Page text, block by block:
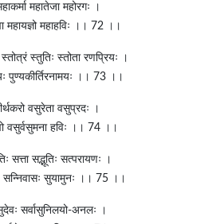
महातेजा महोरगः ।
महायज्ञो महाहविः ।। 72 ।।
स्तुतिः स्तोता रणप्रियः ।
पुण्यकीर्तिरनामयः ।। 73 ।।
वसुरेता वसुप्रदः ।
वसुर्वसुमना हविः ।। 74 ।।
सत्ता सद्भूतिः सत्परायणः ।
सन्निवासः सुयामुनः ।। 75 ।।
सर्वासुनिलयो-अनलः ।